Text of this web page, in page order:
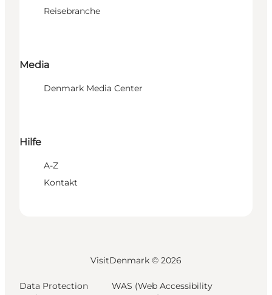
Reisebranche
Media
Denmark Media Center
Hilfe
A-Z
Kontakt
VisitDenmark © 2026
Data Protection
WAS (Web Accessibility